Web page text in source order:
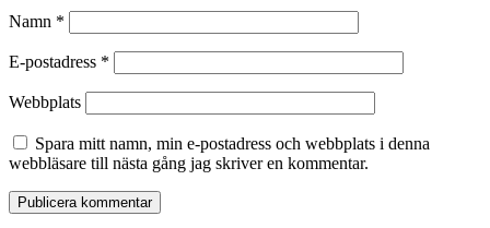
Namn *
E-postadress *
Webbplats
Spara mitt namn, min e-postadress och webbplats i denna
webbläsare till nästa gång jag skriver en kommentar.